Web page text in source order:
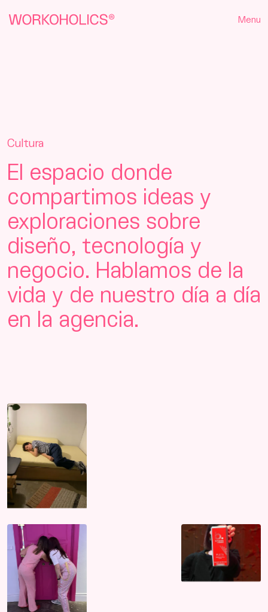
Menu
Cultura
El espacio donde
compartimos ideas y
exploraciones sobre
diseño, tecnología y
negocio. Hablamos de la
vida y de nuestro día a día
en la agencia.